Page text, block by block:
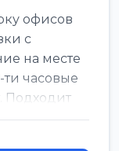
офисов
с
на месте
ти часовые
Подходит